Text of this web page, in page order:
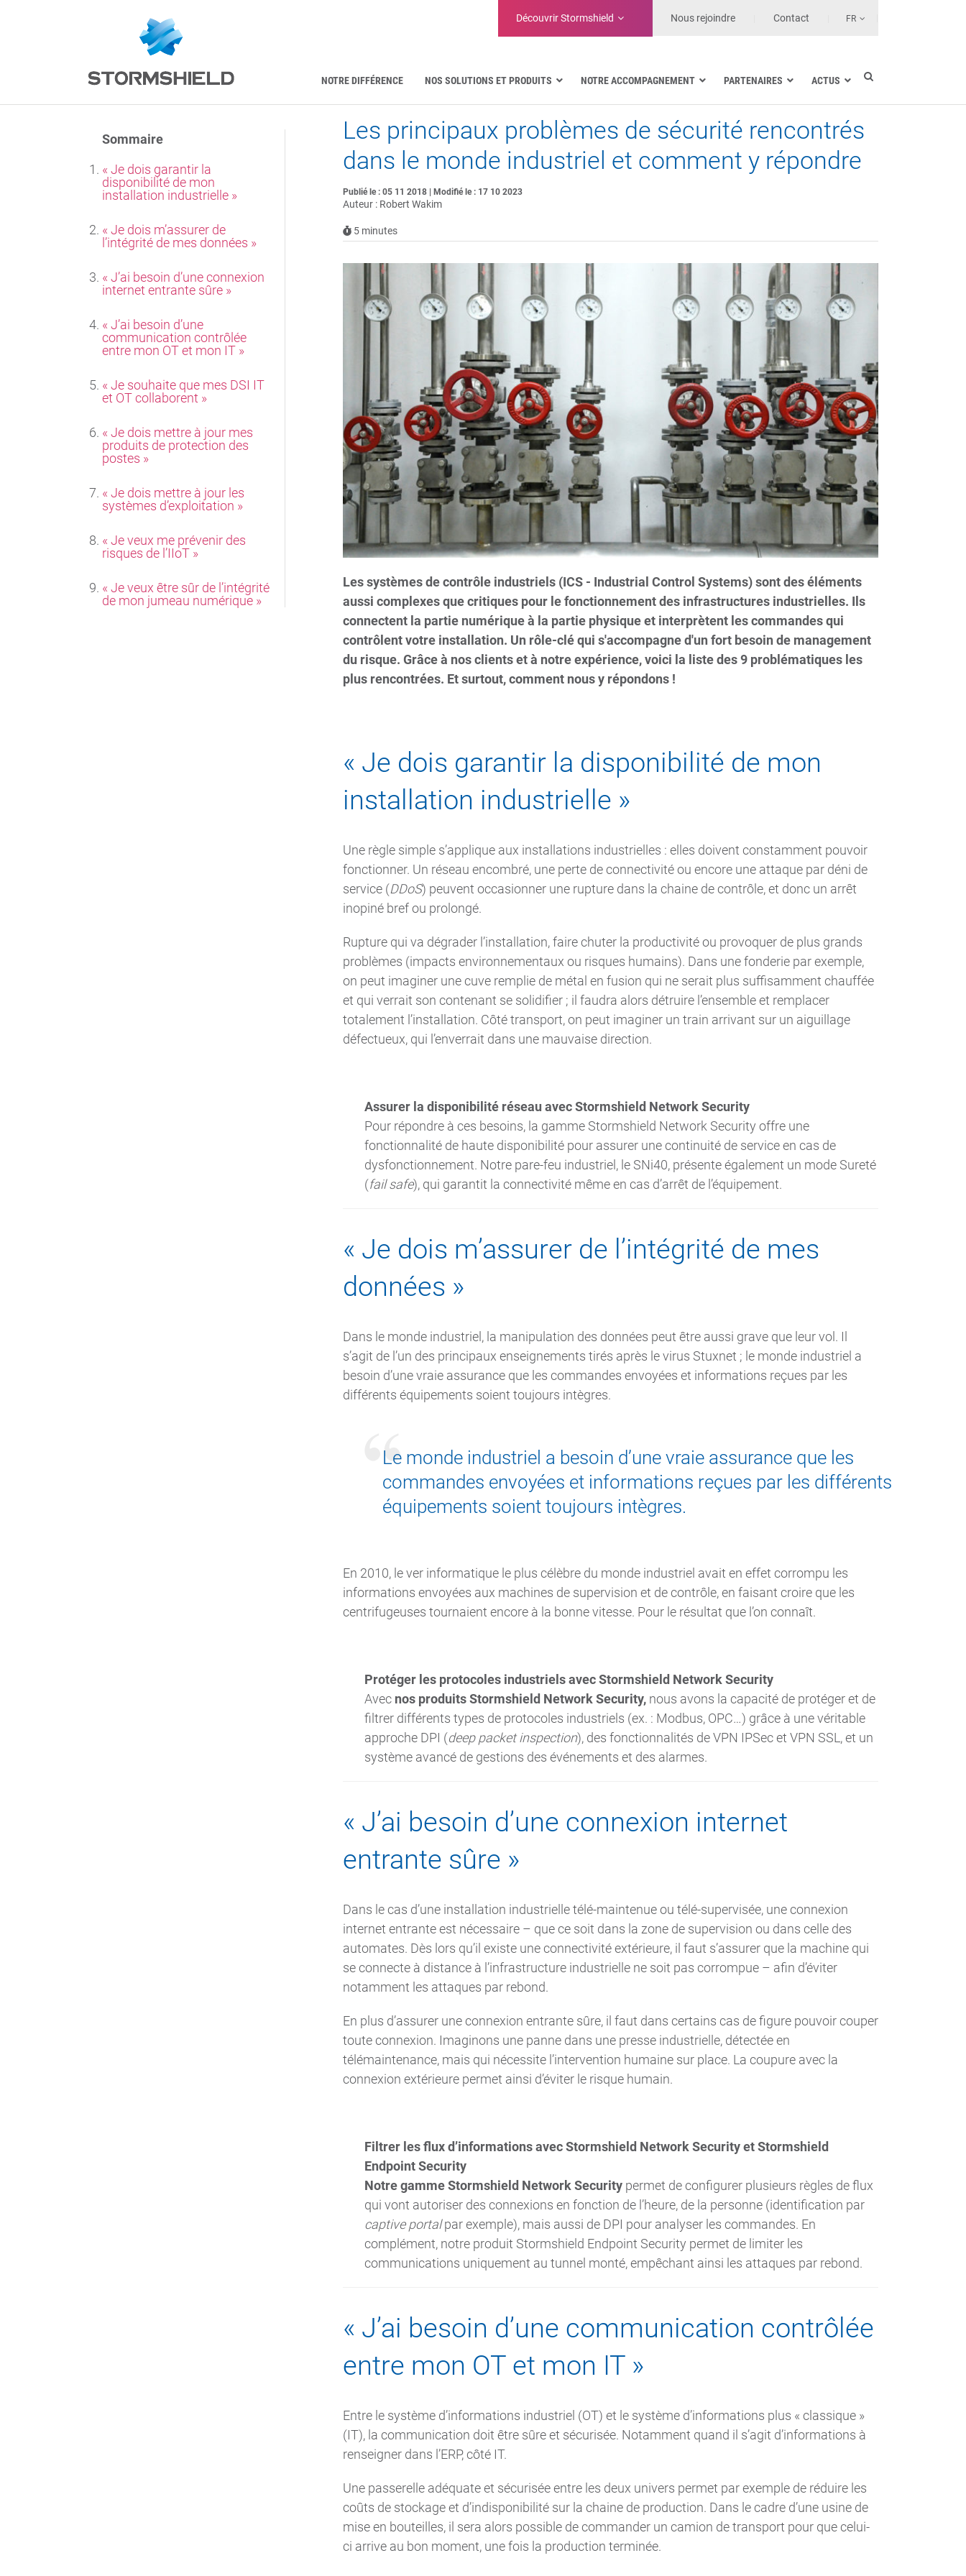
Découvrir Stormshield Nous rejoindre Contact FR
NOTRE DIFFÉRENCE NOS SOLUTIONS ET PRODUITS
Administrations publiques
Communications critiques
Eau
Industrie électrique
Marine
Santé et Établissements de soin
NOTRE ACCOMPAGNEMENT PARTENAIRES ACTUS
Sommaire
« Je dois garantir la
disponibilité de mon
installation industrielle »
« Je dois m’assurer de
l’intégrité de mes données »
« J’ai besoin d’une connexion
internet entrante sûre »
« J’ai besoin d’une
communication contrôlée
entre mon OT et mon IT »
« Je souhaite que mes DSI IT
et OT collaborent »
« Je dois mettre à jour mes
produits de protection des
postes »
« Je dois mettre à jour les
systèmes d’exploitation »
« Je veux me prévenir des
risques de l’IIoT »
« Je veux être sûr de l’intégrité
de mon jumeau numérique »
Les principaux problèmes de sécurité rencontrés
dans le monde industriel et comment y répondre
Publié le : 05 11 2018 | Modifié le : 17 10 2023
Auteur : Robert Wakim
5 minutes
Les systèmes de contrôle industriels (ICS - Industrial Control Systems) sont des éléments
aussi complexes que critiques pour le fonctionnement des infrastructures industrielles. Ils
connectent la partie numérique à la partie physique et interprètent les commandes qui
contrôlent votre installation. Un rôle-clé qui s'accompagne d'un fort besoin de management
du risque. Grâce à nos clients et à notre expérience, voici la liste des 9 problématiques les
plus rencontrées. Et surtout, comment nous y répondons !
« Je dois garantir la disponibilité de mon
installation industrielle »
Une règle simple s’applique aux installations industrielles : elles doivent constamment pouvoir
fonctionner. Un réseau encombré, une perte de connectivité ou encore une attaque par déni de
service (DDoS) peuvent occasionner une rupture dans la chaine de contrôle, et donc un arrêt
inopiné bref ou prolongé.
Rupture qui va dégrader l’installation, faire chuter la productivité ou provoquer de plus grands
problèmes (impacts environnementaux ou risques humains). Dans une fonderie par exemple,
on peut imaginer une cuve remplie de métal en fusion qui ne serait plus suffisamment chauffée
et qui verrait son contenant se solidifier ; il faudra alors détruire l’ensemble et remplacer
totalement l’installation. Côté transport, on peut imaginer un train arrivant sur un aiguillage
défectueux, qui l’enverrait dans une mauvaise direction.
Assurer la disponibilité réseau avec Stormshield Network Security
Pour répondre à ces besoins, la gamme Stormshield Network Security offre une
fonctionnalité de haute disponibilité pour assurer une continuité de service en cas de
dysfonctionnement. Notre pare-feu industriel, le SNi40, présente également un mode Sureté
(fail safe), qui garantit la connectivité même en cas d’arrêt de l’équipement.
« Je dois m’assurer de l’intégrité de mes
données »
Dans le monde industriel, la manipulation des données peut être aussi grave que leur vol. Il
s’agit de l’un des principaux enseignements tirés après le virus Stuxnet ; le monde industriel a
besoin d’une vraie assurance que les commandes envoyées et informations reçues par les
différents équipements soient toujours intègres.
Le monde industriel a besoin d’une vraie assurance que les
commandes envoyées et informations reçues par les différents
équipements soient toujours intègres.
En 2010, le ver informatique le plus célèbre du monde industriel avait en effet corrompu les
informations envoyées aux machines de supervision et de contrôle, en faisant croire que les
centrifugeuses tournaient encore à la bonne vitesse. Pour le résultat que l’on connaît.
Protéger les protocoles industriels avec Stormshield Network Security
Avec nos produits Stormshield Network Security, nous avons la capacité de protéger et de
filtrer différents types de protocoles industriels (ex. : Modbus, OPC…) grâce à une véritable
approche DPI (deep packet inspection), des fonctionnalités de VPN IPSec et VPN SSL, et un
système avancé de gestions des événements et des alarmes.
« J’ai besoin d’une connexion internet
entrante sûre »
Dans le cas d’une installation industrielle télé-maintenue ou télé-supervisée, une connexion
internet entrante est nécessaire – que ce soit dans la zone de supervision ou dans celle des
automates. Dès lors qu’il existe une connectivité extérieure, il faut s’assurer que la machine qui
se connecte à distance à l’infrastructure industrielle ne soit pas corrompue – afin d’éviter
notamment les attaques par rebond.
En plus d’assurer une connexion entrante sûre, il faut dans certains cas de figure pouvoir couper
toute connexion. Imaginons une panne dans une presse industrielle, détectée en
télémaintenance, mais qui nécessite l’intervention humaine sur place. La coupure avec la
connexion extérieure permet ainsi d’éviter le risque humain.
Filtrer les flux d’informations avec Stormshield Network Security et Stormshield
Endpoint Security
Notre gamme Stormshield Network Security permet de configurer plusieurs règles de flux
qui vont autoriser des connexions en fonction de l’heure, de la personne (identification par
captive portalpar exemple), mais aussi de DPI pour analyser les commandes. En
complément, notre produit Stormshield Endpoint Security permet de limiter les
communications uniquement au tunnel monté, empêchant ainsi les attaques par rebond.
« J’ai besoin d’une communication contrôlée
entre mon OT et mon IT »
Entre le système d’informations industriel (OT) et le système d’informations plus « classique »
(IT), la communication doit être sûre et sécurisée. Notamment quand il s’agit d’informations à
renseigner dans l’ERP, côté IT.
Une passerelle adéquate et sécurisée entre les deux univers permet par exemple de réduire les
coûts de stockage et d’indisponibilité sur la chaine de production. Dans le cadre d’une usine de
mise en bouteilles, il sera alors possible de commander un camion de transport pour que celui-
ci arrive au bon moment, une fois la production terminée.